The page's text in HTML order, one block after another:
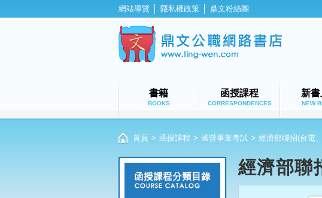
網站導覽 隱私權政策 鼎文粉絲團
鼎文
書籍
BOOKS
函授課程
CORRESPONDENCES
新
NEW
首頁 > 函授課程 > 國營事業考試 > 經濟部聯招(台電
經濟部聯